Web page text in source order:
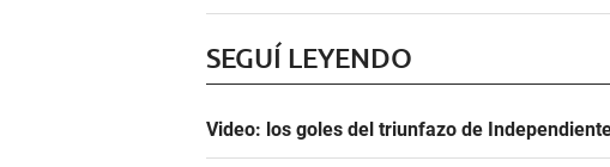
SEGUÍ LEYENDO
Video: los goles del triunfazo de